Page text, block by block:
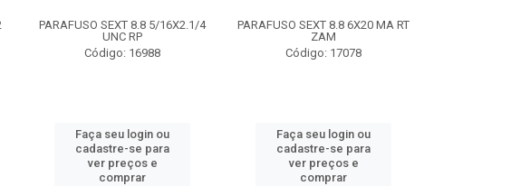
PARAFUSO SEXT 8.8 5/16X2.1/4
UNC RP
Código: 16988
Faça seu login ou
cadastre-se para
ver preços e
comprar
PARAFUSO SEXT 8.8 6X20 MA RT
ZAM
Código: 17078
Faça seu login ou
cadastre-se para
ver preços e
comprar